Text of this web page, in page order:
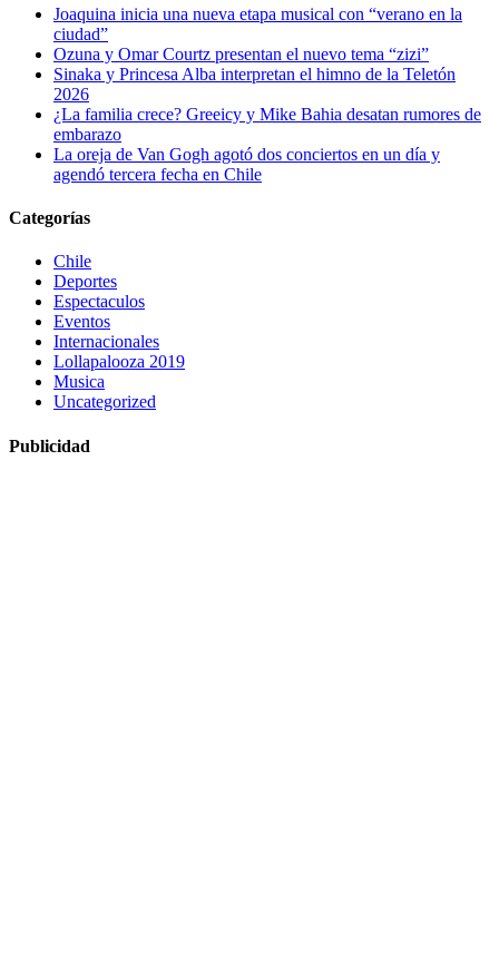
Joaquina inicia una nueva etapa musical con “verano en la
ciudad”
Ozuna y Omar Courtz presentan el nuevo tema “zizi”
Sinaka y Princesa Alba interpretan el himno de la Teletón
2026
¿La familia crece? Greeicy y Mike Bahia desatan rumores de
embarazo
La oreja de Van Gogh agotó dos conciertos en un día y
agendó tercera fecha en Chile
Categorías
Chile
Deportes
Espectaculos
Eventos
Internacionales
Lollapalooza 2019
Musica
Uncategorized
Publicidad